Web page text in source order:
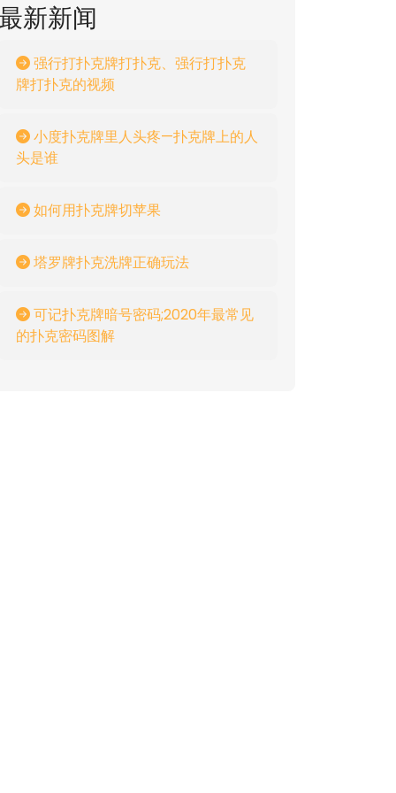
新新闻
强行打扑克牌打扑克、强行打扑克
牌打扑克的视频
小度扑克牌里人头疼—扑克牌上的人
头是谁
如何用扑克牌切苹果
塔罗牌扑克洗牌正确玩法
可记扑克牌暗号密码;2020年最常见
的扑克密码图解